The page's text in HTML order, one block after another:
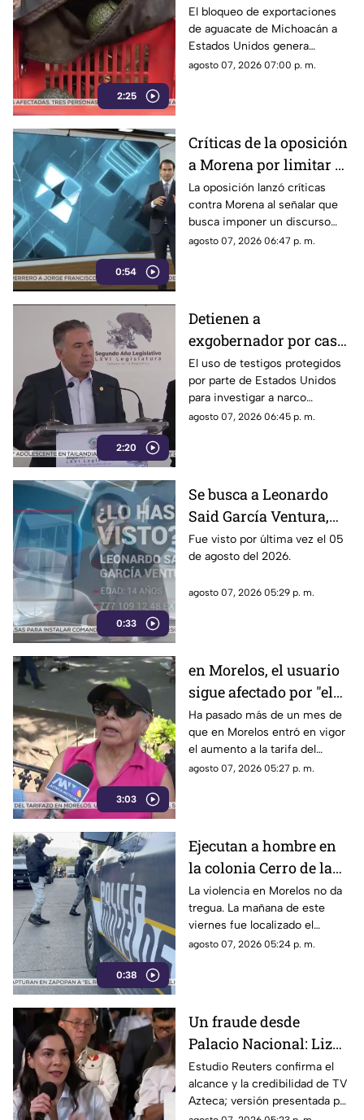
2:25
el bloqueo de Estados
Unidos al aguacate de
Michoacán
El bloqueo de exportaciones
de aguacate de Michoacán a
Estados Unidos genera
pérdidas millonarias.
agosto 07, 2026 07:00 p. m.
0:54
Críticas de la oposición
a Morena por limitar el
debate político
La oposición lanzó críticas
contra Morena al señalar que
busca imponer un discurso
único y limitar las voces que
agosto 07, 2026 06:47 p. m.
2:20
Detienen a
exgobernador por caso
Ayotzinapa y desaforan
a alcaldes
El uso de testigos protegidos
por parte de Estados Unidos
para investigar a narco
políticos ha sido cuestionado
entre ellos Rubén Rocha y
Enrique Inzunza.
agosto 07, 2026 06:45 p. m.
0:33
Se busca a Leonardo
Said García Ventura,
desaparecido en
Cuernavaca
Fue visto por última vez el 05
de agosto del 2026.
agosto 07, 2026 05:29 p. m.
3:03
en Morelos, el usuario
sigue afectado por "el
tarifazo"
Ha pasado más de un mes de
que en Morelos entró en vigor
el aumento a la tarifa del
transporte público. Un mes,
al interior de las unidades.
agosto 07, 2026 05:27 p. m.
0:38
Ejecutan a hombre en
la colonia Cerro de la
Corona
La violencia en Morelos no da
tregua. La mañana de este
viernes fue localizado el
cuerpo de un hombre con
agosto 07, 2026 05:24 p. m.
Un fraude desde
Palacio Nacional: Liz
Vilchis intentó
desvirtuar estudio de
Reuters sobre la
Estudio Reuters confirma el
alcance y la credibilidad de TV
Azteca; versión presentada por